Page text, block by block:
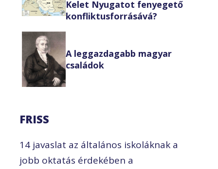
Kelet Nyugatot fenyegető
konfliktusforrásává?
A leggazdagabb magyar
családok
FRISS
14 javaslat az általános iskoláknak a
jobb oktatás érdekében a